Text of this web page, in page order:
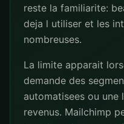
reste la familiarite:
deja l utiliser et les
nombreuses.
La limite apparait
demande des
automatisees ou une
revenus. Mailchimp